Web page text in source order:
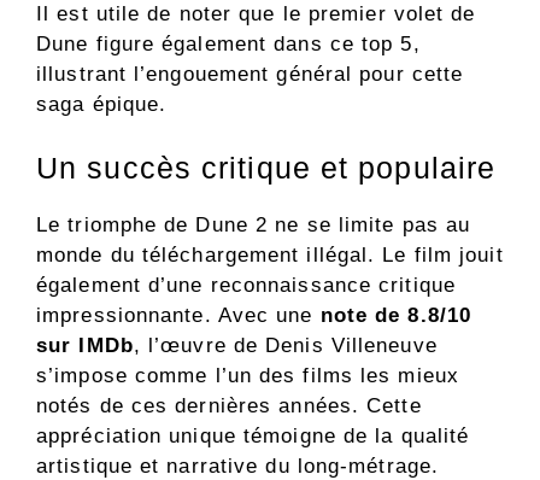
Il est utile de noter que le premier volet de
Dune figure également dans ce top 5,
illustrant l’engouement général pour cette
saga épique.
Un succès critique et populaire
Le triomphe de Dune 2 ne se limite pas au
monde du téléchargement illégal. Le film jouit
également d’une reconnaissance critique
impressionnante. Avec une note de 8.8/10
sur IMDb, l’œuvre de Denis Villeneuve
s’impose comme l’un des films les mieux
notés de ces dernières années. Cette
appréciation unique témoigne de la qualité
artistique et narrative du long-métrage.